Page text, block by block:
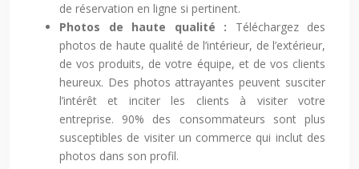
de réservation en ligne si pertinent.
Photos de haute qualité : Téléchargez des
photos de haute qualité de l’intérieur, de l’extérieur,
de vos produits, de votre équipe, et de vos clients
heureux. Des photos attrayantes peuvent susciter
l’intérêt et inciter les clients à visiter votre
entreprise. 90% des consommateurs sont plus
susceptibles de visiter un commerce qui inclut des
photos dans son profil.